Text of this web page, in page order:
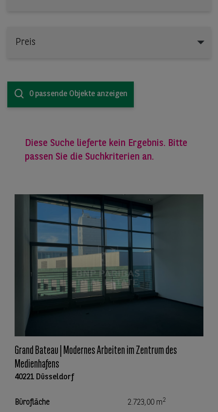
Preis
0 passende Objekte anzeigen
Diese Suche lieferte kein Ergebnis. Bitte
passen Sie die Suchkriterien an.
Grand Bateau | Modernes Arbeiten im Zentrum des
Medienhafens
40221 Düsseldorf
Bürofläche 2.723,00 m2